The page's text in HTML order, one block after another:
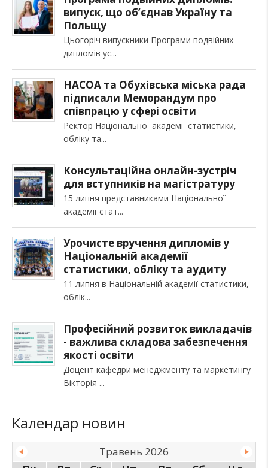
випуск, що об’єднав Україну та
Польщу
Цьогоріч випускники Програми подвійних
дипломів ус
НАСОА та Обухівська міська рада
підписали Меморандум про
співпрацю у сфері освіти
Ректор Національної академії статистики,
обліку та
Консультаційна онлайн-зустріч
для вступників на магістратуру
15 липня представниками Національної
академії стат
Урочисте вручення дипломів у
Національній академії
статистики, обліку та аудиту
11 липня в Національній академії статистики,
облік
Професійний розвиток викладачів
- важлива складова забезпечення
якості освіти
Доцент кафедри менеджменту та маркетингу
Вікторія
Календар новин
Травень 2026